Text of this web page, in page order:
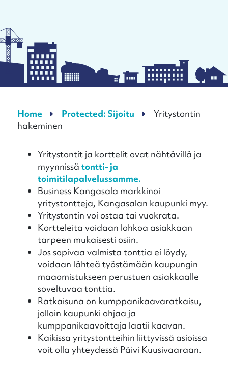
Home Protected: Sijoitu
Yritystontin
hakeminen
Yritystontit ja korttelit ovat nähtävillä ja
myynnissä tontti- ja
toimitilapalvelussamme.
Business Kangasala markkinoi
yritystontteja, Kangasalan kaupunki myy.
Yritystontin voi ostaa tai vuokrata.
Kortteleita voidaan lohkoa asiakkaan
tarpeen mukaisesti osiin.
Jos sopivaa valmista tonttia ei löydy,
voidaan lähteä työstämään kaupungin
maaomistukseen perustuen asiakkaalle
soveltuvaa tonttia.
Ratkaisuna on kumppanikaavaratkaisu,
jolloin kaupunki ohjaa ja
kumppanikaavoittaja laatii kaavan.
Kaikissa yritystontteihin liittyvissä asioissa
voit olla yhteydessä Päivi Kuusivaaraan.